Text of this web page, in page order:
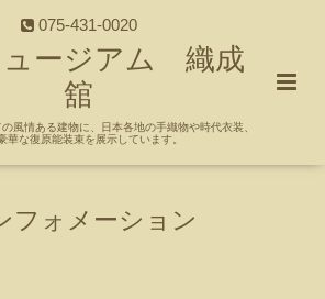
075-431-0020
ュージアム 織成
舘
風情ある建物に、日本各地の手織物や時代衣装、
華な復原能装束を展示しています。
フォメーション